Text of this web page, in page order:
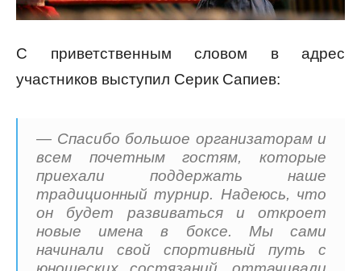
С приветственным словом в адрес
участников выступил Серик Сапиев:
— Спасибо большое организаторам и
всем почетным гостям, которые
приехали поддержать наше
традиционный турнир. Надеюсь, что
он будет развиваться и откроет
новые имена в боксе. Мы сами
начинали свой спортивный путь с